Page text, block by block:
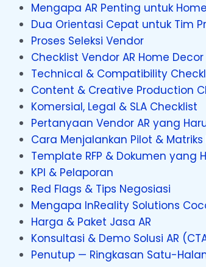
Mengapa AR Penting untuk
Dua Orientasi Cepat untuk Tim
Proses Seleksi Vendor
Checklist Vendor AR Home Decor
Technical & Compatibility
Content & Creative Production
Komersial, Legal & SLA Checklist
Pertanyaan Vendor AR yang
Cara Menjalankan Pilot & Matriks
Template RFP & Dokumen yang
KPI & Pelaporan
Red Flags & Tips Negosiasi
Mengapa InReality Solutions
Harga & Paket Jasa AR
Konsultasi & Demo Solusi AR
Penutup — Ringkasan Satu-